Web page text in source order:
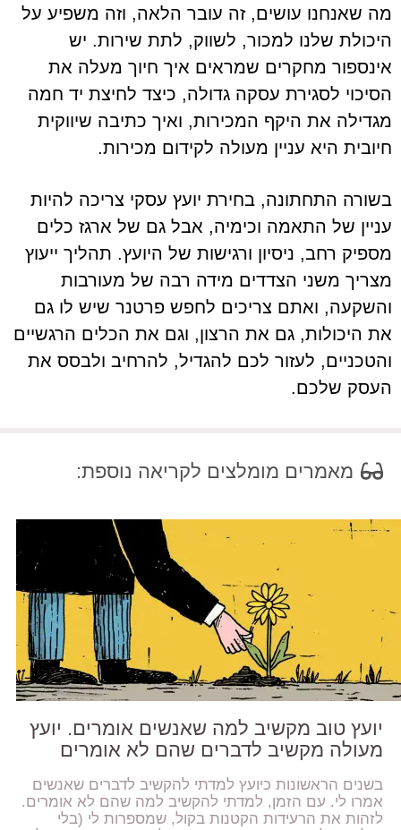
מה שאנחנו עושים, זה עובר הלאה, וזה משפיע על
היכולת שלנו למכור, לשווק, לתת שירות. יש
אינספור מחקרים שמראים איך חיוך מעלה את
הסיכוי לסגירת עסקה גדולה, כיצד לחיצת יד חמה
מגדילה את היקף המכירות, ואיך כתיבה שיווקית
חיובית היא עניין מעולה לקידום מכירות.
בשורה התחתונה, בחירת יועץ עסקי צריכה להיות
עניין של התאמה וכימיה, אבל גם של ארגז כלים
מספיק רחב, ניסיון ורגישות של היועץ. תהליך ייעוץ
מצריך משני הצדדים מידה רבה של מעורבות
והשקעה, ואתם צריכים לחפש פרטנר שיש לו גם
את היכולות, גם את הרצון, וגם את הכלים הרגשיים
והטכניים, לעזור לכם להגדיל, להרחיב ולבסס את
העסק שלכם.
מאמרים מומלצים לקריאה נוספת:
יועץ טוב מקשיב למה שאנשים אומרים. יועץ
מעולה מקשיב לדברים שהם לא אומרים
בשנים הראשונות כיועץ למדתי להקשיב לדברים שאנשים
אמרו לי. עם הזמן, למדתי להקשיב למה שהם לא אומרים.
לזהות את הרעידות הקטנות בקול, שמספרות לי (בלי